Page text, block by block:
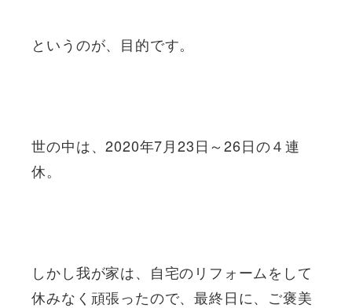
というのが、目的です。
世の中は、2020年7月23日～26日の４連
休。
しかし我が家は、自宅のリフォームをして
休みなく頑張ったので、最終日に、ご褒美